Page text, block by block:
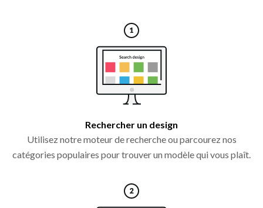
Rechercher un design
Utilisez notre moteur de recherche ou parcourez nos
catégories populaires pour trouver un modèle qui vous plaît.